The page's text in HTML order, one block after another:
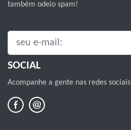
também odeio spam!
SEU E-MAIL:
SOCIAL
Acompanhe a gente nas redes sociais